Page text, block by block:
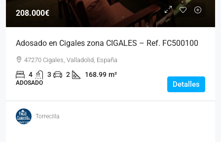
208.000€
Adosado en Cigales zona CIGALES – Ref. FC500100
47270 Cigales, Valladolid, España
4 3 2 168.99 m²
ADOSADO Detalles
Torrecilla